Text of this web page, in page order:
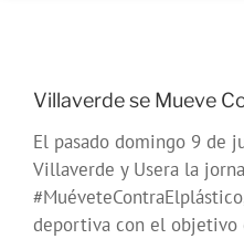
Villaverde se Mueve
El pasado domingo 9 de
Villaverde y Usera la
deportiva con el objetivo